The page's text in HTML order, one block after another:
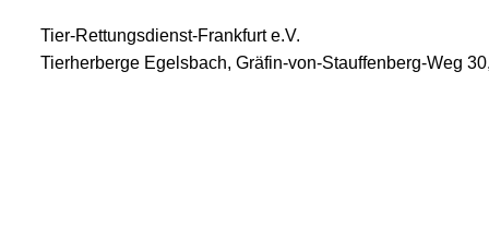
Tier-Rettungsdienst-Frankfurt e.V.
Tierherberge Egelsbach, Gräfin-von-Stauffenberg-Weg